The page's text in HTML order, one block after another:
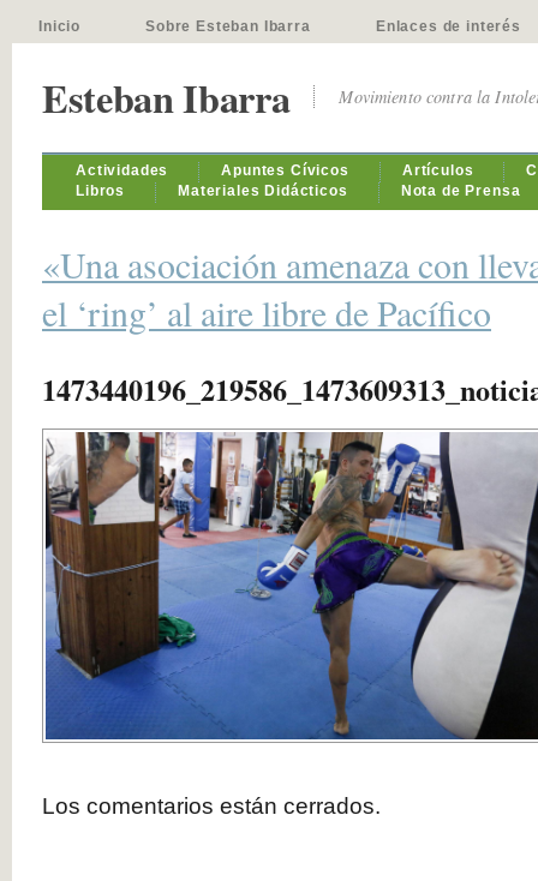
Inicio Sobre Esteban Ibarra Enlaces de interés
Esteban Ibarra Movimiento contra la
Actividades Apuntes Cívicos Artículos
Libros
Materiales Didácticos Nota de Prensa
«Una asociación amenaza con
el ‘ring’ al aire libre de Pacífico
Los comentarios están cerrados.